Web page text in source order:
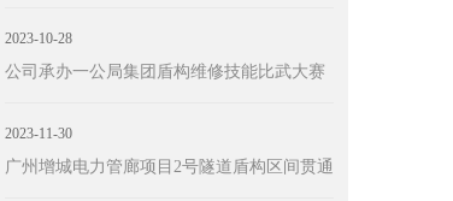
2023-10-28
公司承办一公局集团盾构维修技能比武大赛
2023-11-30
广州增城电力管廊项目2号隧道盾构区间贯通